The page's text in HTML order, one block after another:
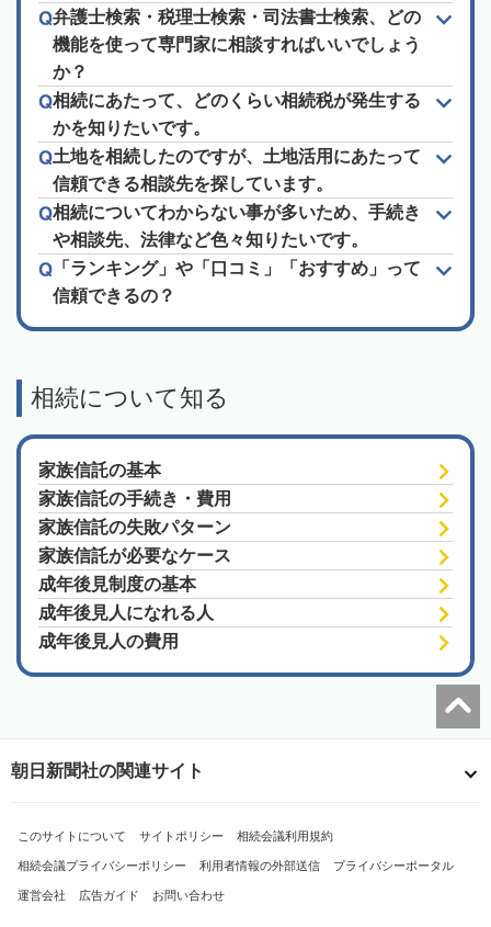
弁護士検索・税理士検索・司法書士検索、どの
機能を使って専門家に相談すればいいでしょう
か？
相続にあたって、どのくらい相続税が発生する
かを知りたいです。
土地を相続したのですが、土地活用にあたって
信頼できる相談先を探しています。
相続についてわからない事が多いため、手続き
や相談先、法律など色々知りたいです。
「ランキング」や「口コミ」「おすすめ」って
信頼できるの？
相続について知る
家族信託の基本
家族信託の手続き・費用
家族信託の失敗パターン
家族信託が必要なケース
成年後見制度の基本
成年後見人になれる人
成年後見人の費用
朝日新聞社の関連サイト
このサイトについて サイトポリシー 相続会議利用規約
相続会議プライバシーポリシー 利用者情報の外部送信 プライバシーポータル
運営会社 広告ガイド お問い合わせ